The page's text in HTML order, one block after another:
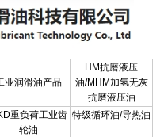
业润滑油产品
HM抗磨液压
油/MHM加氢无灰
抗磨液压油
重负荷工业齿
轮油
特级循环油/导热油